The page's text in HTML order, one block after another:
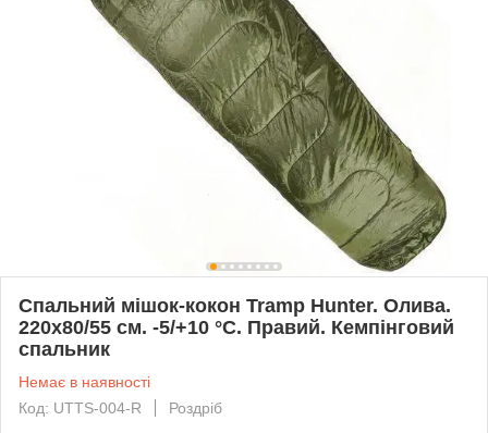
Спальний мішок-кокон Tramp Hunter. Олива.
220х80/55 см. -5/+10 °C. Правий. Кемпінговий
спальник
Немає в наявності
Код: UTTS-004-R
Роздріб